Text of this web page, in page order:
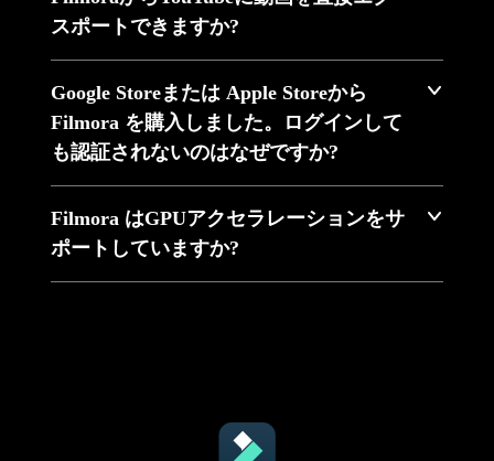
スポートできますか?
Google Storeまたは Apple Storeから
Filmora を購入しました。ログインして
も認証されないのはなぜですか?
Filmora はGPUアクセラレーションをサ
ポートしていますか?